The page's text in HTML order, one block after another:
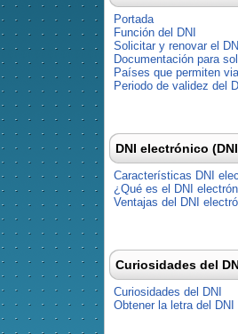
Portada
Función del DNI
Solicitar y renovar el DNI
Documentación para
Países que permiten
Periodo de validez del
DNI electrónico
Características DNI
¿Qué es el DNI
Ventajas del DNI
Curiosidades del
Curiosidades del DNI
Obtener la letra del DNI